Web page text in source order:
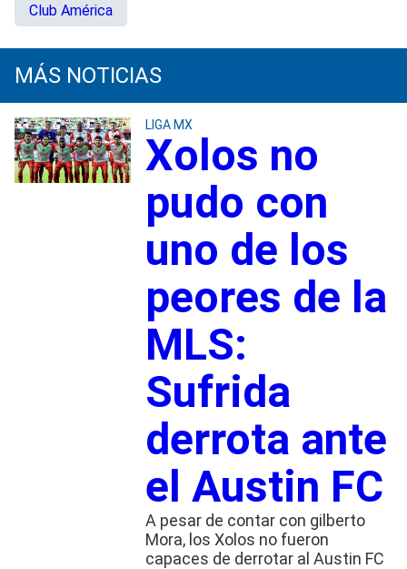
Club América
MÁS NOTICIAS
LIGA MX
Xolos no
pudo con
uno de los
peores de la
MLS:
Sufrida
derrota ante
el Austin FC
A pesar de contar con gilberto
Mora, los Xolos no fueron
capaces de derrotar al Austin FC